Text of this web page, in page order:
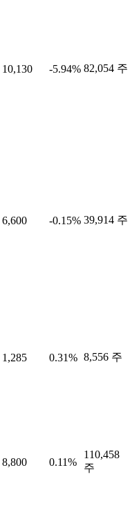
10,130 -5.94% 82,054 주
6,600 -0.15% 39,914 주
1,285 0.31% 8,556 주
8,800 0.11%
110,458
주